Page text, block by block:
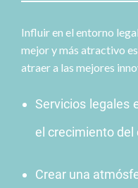
Influir en el entorno
mejor y más atractivo
atraer a las mejores
Servicios legales
el crecimiento del
Crear una